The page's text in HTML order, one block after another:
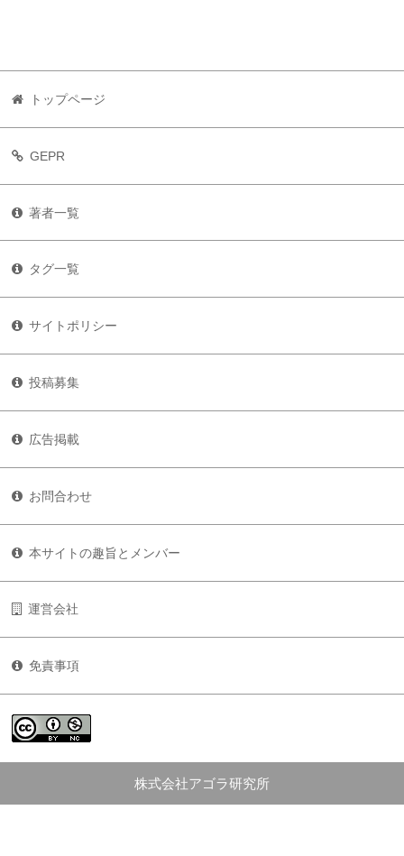
トップページ
GEPR
著者一覧
タグ一覧
サイトポリシー
投稿募集
広告掲載
お問合わせ
本サイトの趣旨とメンバー
運営会社
免責事項
株式会社アゴラ研究所